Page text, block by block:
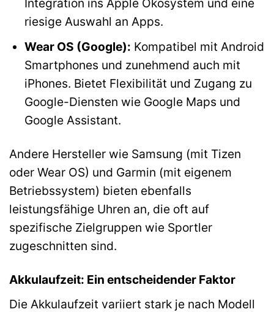
Integration ins Apple Ökosystem und eine
riesige Auswahl an Apps.
Wear OS (Google): Kompatibel mit Android
Smartphones und zunehmend auch mit
iPhones. Bietet Flexibilität und Zugang zu
Google-Diensten wie Google Maps und
Google Assistant.
Andere Hersteller wie Samsung (mit Tizen
oder Wear OS) und Garmin (mit eigenem
Betriebssystem) bieten ebenfalls
leistungsfähige Uhren an, die oft auf
spezifische Zielgruppen wie Sportler
zugeschnitten sind.
Akkulaufzeit: Ein entscheidender Faktor
Die Akkulaufzeit variiert stark je nach Modell